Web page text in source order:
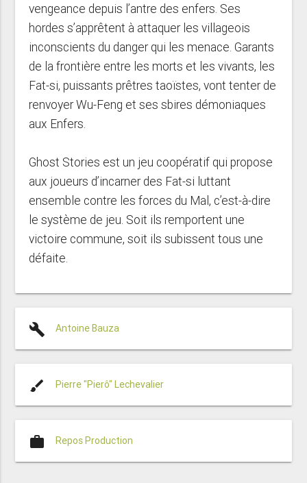
vengeance depuis l’antre des enfers. Ses
hordes s’apprêtent à attaquer les villageois
inconscients du danger qui les menace. Garants
de la frontière entre les morts et les vivants, les
Fat-si, puissants prêtres taoïstes, vont tenter de
renvoyer Wu-Feng et ses sbires démoniaques
aux Enfers.
Ghost Stories est un jeu coopératif qui propose
aux joueurs d’incarner des Fat-si luttant
ensemble contre les forces du Mal, c’est-à-dire
le système de jeu. Soit ils remportent une
victoire commune, soit ils subissent tous une
défaite.
build Antoine Bauza
brush Pierre "Pierô" Lechevalier
work Repos Production